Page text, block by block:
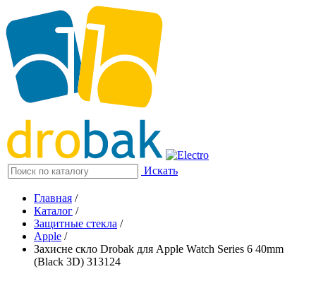
Искать
Главная /
Каталог /
Защитные стекла /
Apple /
Захисне скло Drobak для Apple Watch Series 6 40mm
(Black 3D) 313124